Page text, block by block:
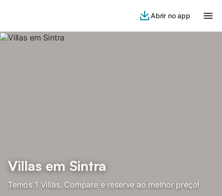
Abrir no app
Villas em Sintra
Temos 1 Villas. Compare e reserve ao melhor preço!